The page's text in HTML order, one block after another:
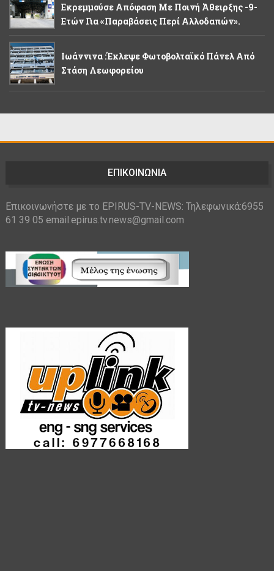
Εκρεμμούσε Απόφαση Με Ποινή Άθειρξης -9-
Ετών Για «παραβάσεις Περί Αλλοδαπών».
Ιωάννινα :Έκλεψε Φωτοβολταϊκό Πάνελ Από
Στάση Λεωφορείου
ΕΠΙΚΟΙΝΩΝΙΑ
Επικοινωνήστε με το EPIRUS-TV-NEWS: Τηλεφωνικά:6955
61 39 05 email:epirus.tv.news@gmail.com